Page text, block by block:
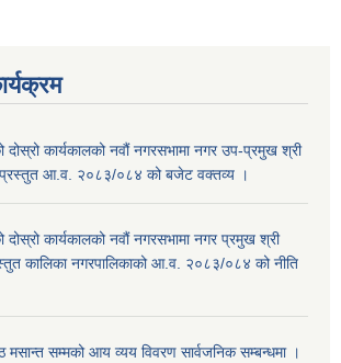
दोस्रो कार्यकालको नवौं नगरसभामा नगर उप-प्रमुख श्री
प्रस्तुत आ.व. २०८३/०८४ को बजेट वक्तव्य ।
दोस्रो कार्यकालको नवौं नगरसभामा नगर प्रमुख श्री
कालिका नगरपालिकाको आ.व. २०८३/०८४ को नीति
सम्मको आय व्यय विवरण सार्वजनिक सम्बन्धमा ।